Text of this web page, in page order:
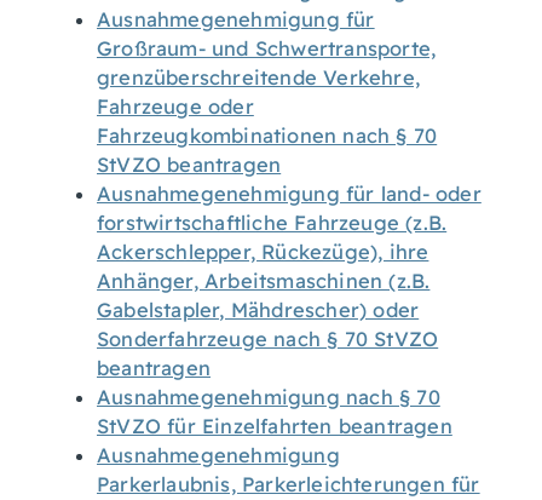
Ausnahmegenehmigung für
Großraum- und Schwertransporte,
grenzüberschreitende Verkehre,
Fahrzeuge oder
Fahrzeugkombinationen nach § 70
StVZO beantragen
Ausnahmegenehmigung für land- oder
forstwirtschaftliche Fahrzeuge (z.B.
Ackerschlepper, Rückezüge), ihre
Anhänger, Arbeitsmaschinen (z.B.
Gabelstapler, Mähdrescher) oder
Sonderfahrzeuge nach § 70 StVZO
beantragen
Ausnahmegenehmigung nach § 70
StVZO für Einzelfahrten beantragen
Ausnahmegenehmigung
Parkerlaubnis, Parkerleichterungen für